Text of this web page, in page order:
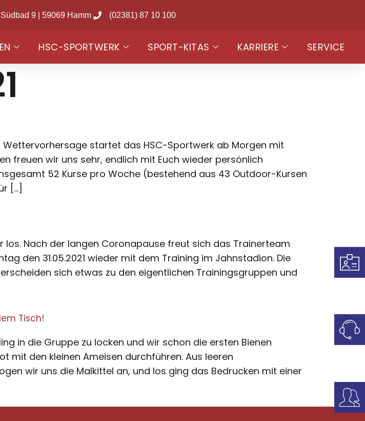
9 | 59069 Hamm (02381) 87 10 100
HSC-SPORTWERK SPORT-KITAS KARRIERE SERVICE
startet das HSC-Sportwerk ab Morgen mit
freuen wir uns sehr, endlich mit Euch wieder persönlich
52 Kurse pro Woche (bestehend aus 43 Outdoor-Kursen
[…]
Nach der langen Coronapause freut sich das Trainerteam
den 31.05.2021 wieder mit dem Training im Jahnstadion. Die
sich etwas zu den eigentlichen Trainingsgruppen und
Tisch!
in die Gruppe zu locken und wir schon die ersten Bienen
den kleinen Ameisen durchführen. Aus leeren
wir uns die Malkittel an, und los ging das Bedrucken mit einer